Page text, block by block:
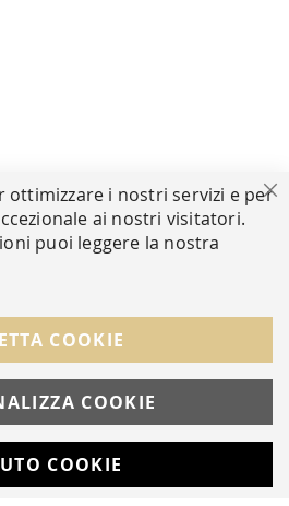
Instagram Whatsapp
s.r.l. | P.IVA IT05919160969
Galilei, 14 | Milano
ottimizzare i nostri servizi e per
ai nostri visitatori.
puoi leggere la nostra
COOKIE
COOKIE
COOKIE